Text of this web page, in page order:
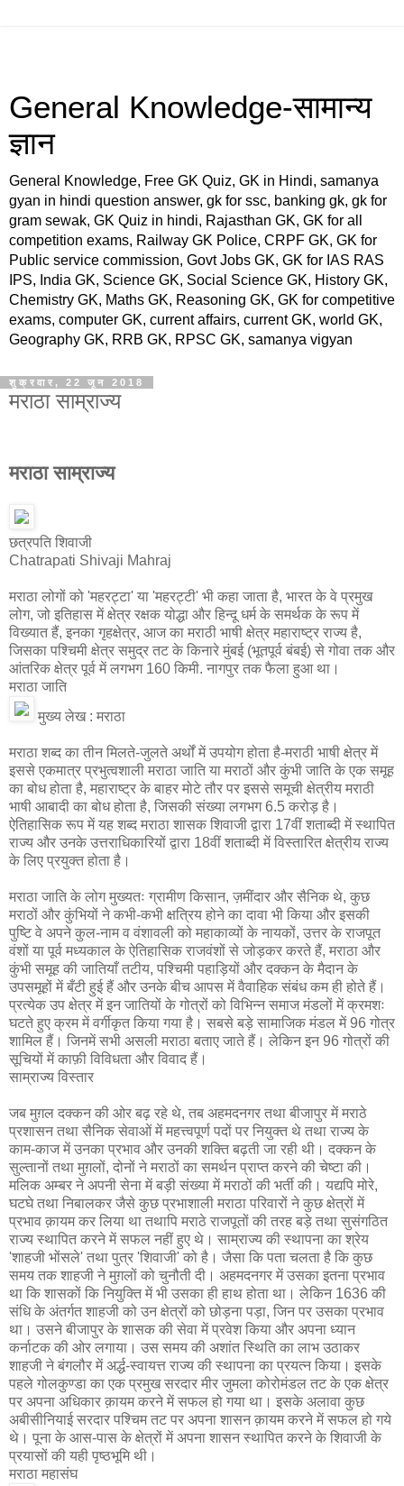
General Knowledge-सामान्य
ज्ञान
General Knowledge, Free GK Quiz, GK in Hindi, samanya
gyan in hindi question answer, gk for ssc, banking gk, gk for
gram sewak, GK Quiz in hindi, Rajasthan GK, GK for all
competition exams, Railway GK Police, CRPF GK, GK for
Public service commission, Govt Jobs GK, GK for IAS RAS
IPS, India GK, Science GK, Social Science GK, History GK,
Chemistry GK, Maths GK, Reasoning GK, GK for competitive
exams, computer GK, current affairs, current GK, world GK,
Geography GK, RRB GK, RPSC GK, samanya vigyan
शुक्रवार, 22 जून 2018
मराठा साम्राज्य
मराठा साम्राज्य
छत्रपति शिवाजी
Chatrapati Shivaji Mahraj
मराठा लोगों को 'महरट्टा' या 'महरट्टी' भी कहा जाता है, भारत के वे प्रमुख
लोग, जो इतिहास में क्षेत्र रक्षक योद्धा और हिन्दू धर्म के समर्थक के रूप में
विख्यात हैं, इनका गृहक्षेत्र, आज का मराठी भाषी क्षेत्र महाराष्ट्र राज्य है,
जिसका पश्चिमी क्षेत्र समुद्र तट के किनारे मुंबई (भूतपूर्व बंबई) से गोवा तक और
आंतरिक क्षेत्र पूर्व में लगभग 160 किमी. नागपुर तक फैला हुआ था।
मराठा जाति
मुख्य लेख : मराठा
मराठा शब्द का तीन मिलते-जुलते अर्थों में उपयोग होता है-मराठी भाषी क्षेत्र में
इससे एकमात्र प्रभुत्वशाली मराठा जाति या मराठों और कुंभी जाति के एक समूह
का बोध होता है, महाराष्ट्र के बाहर मोटे तौर पर इससे समूची क्षेत्रीय मराठी
भाषी आबादी का बोध होता है, जिसकी संख्या लगभग 6.5 करोड़ है।
ऐतिहासिक रूप में यह शब्द मराठा शासक शिवाजी द्वारा 17वीं शताब्दी में स्थापित
राज्य और उनके उत्तराधिकारियों द्वारा 18वीं शताब्दी में विस्तारित क्षेत्रीय राज्य
के लिए प्रयुक्त होता है।
मराठा जाति के लोग मुख्यतः ग्रामीण किसान, ज़मींदार और सैनिक थे, कुछ
मराठों और कुंभियों ने कभी-कभी क्षत्रिय होने का दावा भी किया और इसकी
पुष्टि वे अपने कुल-नाम व वंशावली को महाकाव्यों के नायकों, उत्तर के राजपूत
वंशों या पूर्व मध्यकाल के ऐतिहासिक राजवंशों से जोड़कर करते हैं, मराठा और
कुंभी समूह की जातियाँ तटीय, पश्चिमी पहाड़ियों और दक्कन के मैदान के
उपसमूहों में बँटी हुई हैं और उनके बीच आपस में वैवाहिक संबंध कम ही होते हैं।
प्रत्येक उप क्षेत्र में इन जातियों के गोत्रों को विभिन्न समाज मंडलों में क्रमशः
घटते हुए क्रम में वर्गीकृत किया गया है। सबसे बड़े सामाजिक मंडल में 96 गोत्र
शामिल हैं। जिनमें सभी असली मराठा बताए जाते हैं। लेकिन इन 96 गोत्रों की
सूचियों में काफ़ी विविधता और विवाद हैं।
साम्राज्य विस्तार
जब मुग़ल दक्कन की ओर बढ़ रहे थे, तब अहमदनगर तथा बीजापुर में मराठे
प्रशासन तथा सैनिक सेवाओं में महत्त्वपूर्ण पदों पर नियुक्त थे तथा राज्य के
काम-काज में उनका प्रभाव और उनकी शक्ति बढ़ती जा रही थी। दक्कन के
सुल्तानों तथा मुग़लों, दोनों ने मराठों का समर्थन प्राप्त करने की चेष्टा की।
मलिक अम्बर ने अपनी सेना में बड़ी संख्या में मराठों की भर्ती की। यद्यपि मोरे,
घटघे तथा निबालकर जैसे कुछ प्रभाशाली मराठा परिवारों ने कुछ क्षेत्रों में
प्रभाव क़ायम कर लिया था तथापि मराठे राजपूतों की तरह बड़े तथा सुसंगठित
राज्य स्थापित करने में सफल नहीं हुए थे। साम्राज्य की स्थापना का श्रेय
'शाहजी भोंसले' तथा पुत्र 'शिवाजी' को है। जैसा कि पता चलता है कि कुछ
समय तक शाहजी ने मुग़लों को चुनौती दी। अहमदनगर में उसका इतना प्रभाव
था कि शासकों कि नियुक्ति में भी उसका ही हाथ होता था। लेकिन 1636 की
संधि के अंतर्गत शाहजी को उन क्षेत्रों को छोड़ना पड़ा, जिन पर उसका प्रभाव
था। उसने बीजापुर के शासक की सेवा में प्रवेश किया और अपना ध्यान
कर्नाटक की ओर लगाया। उस समय की अशांत स्थिति का लाभ उठाकर
शाहजी ने बंगलौर में अर्द्ध-स्वायत्त राज्य की स्थापना का प्रयत्न किया। इसके
पहले गोलकुण्डा का एक प्रमुख सरदार मीर जुमला कोरोमंडल तट के एक क्षेत्र
पर अपना अधिकार क़ायम करने में सफल हो गया था। इसके अलावा कुछ
अबीसीनियाई सरदार पश्चिम तट पर अपना शासन क़ायम करने में सफल हो गये
थे। पूना के आस-पास के क्षेत्रों में अपना शासन स्थापित करने के शिवाजी के
प्रयासों की यही पृष्ठभूमि थी।
मराठा महासंघ